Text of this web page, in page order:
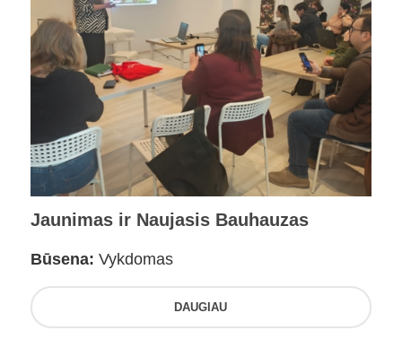
Jaunimas ir Naujasis Bauhauzas
Būsena: Vykdomas
DAUGIAU